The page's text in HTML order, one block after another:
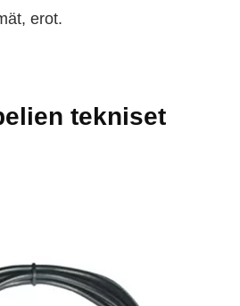
erot.
tekniset